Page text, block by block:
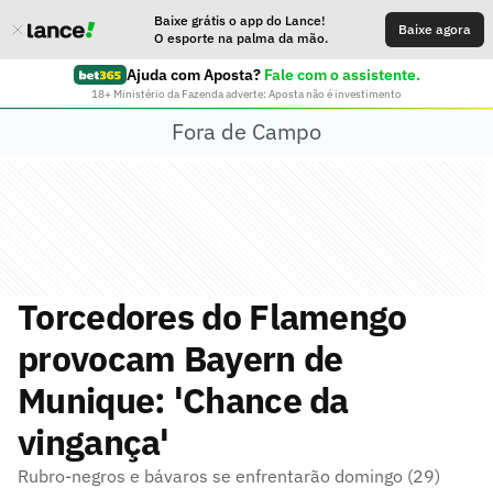
Baixe grátis o app do Lance!
O esporte na palma da mão.
Baixe agora
Ajuda com Aposta? Fale com o assistente.
18+ Ministério da Fazenda adverte: Aposta não é investimento
Fora de Campo
Torcedores do Flamengo
provocam Bayern de
Munique: 'Chance da
vingança'
Rubro-negros e bávaros se enfrentarão domingo (29)